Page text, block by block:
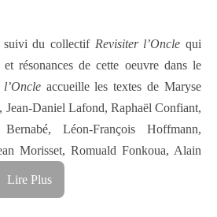
suivi du collectif Revisiter l’Onclequi
résonances de cette oeuvre dans le
accueille les textes de Maryse
Daniel Lafond, Raphaël Confiant,
Léon-François Hoffmann,
Morisset, Romuald Fonkoua, Alain
Lire Plus